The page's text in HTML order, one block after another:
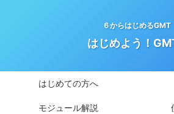
６からはじめるGMT
はじめよう！
はじめての方へ
モジュール解説